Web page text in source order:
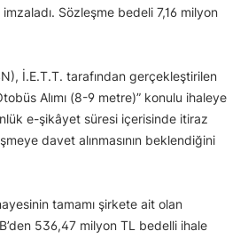
imzaladı. Sözleşme bedeli 7,16 milyon
İ.E.T.T. tarafından gerçekleştirilen
Alımı (8-9 metre)” konulu ihaleye
e-şikâyet süresi içerisinde itiraz
davet alınmasının beklendiğini
tamamı şirkete ait olan
536,47 milyon TL bedelli ihale